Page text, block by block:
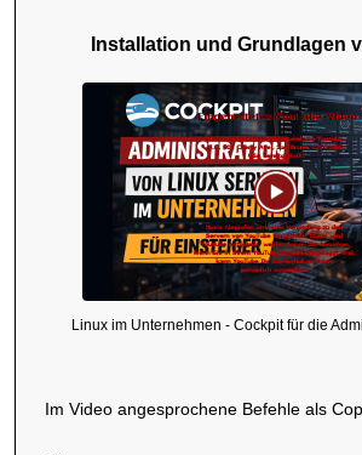
Installation und Grundlagen
Linux im Unternehmen - Cockpit für die
Im Video angesprochene Befehle als